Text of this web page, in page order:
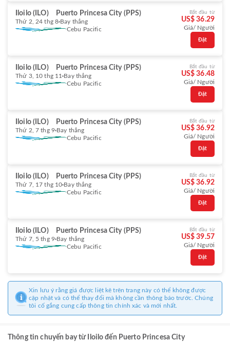
Iloilo (ILO) Puerto Princesa City (PPS)
Thứ 2, 24 thg 8 Bay thẳng
Cebu Pacific
Bắt đầu từ
US$ 36.29
Giá/ Người
Đặt
Iloilo (ILO) Puerto Princesa City (PPS)
Thứ 3, 10 thg 11 Bay thẳng
Cebu Pacific
Bắt đầu từ
US$ 36.48
Giá/ Người
Đặt
Iloilo (ILO) Puerto Princesa City (PPS)
Thứ 2, 7 thg 9 Bay thẳng
Cebu Pacific
Bắt đầu từ
US$ 36.92
Giá/ Người
Đặt
Iloilo (ILO) Puerto Princesa City (PPS)
Thứ 7, 17 thg 10 Bay thẳng
Cebu Pacific
Bắt đầu từ
US$ 36.92
Giá/ Người
Đặt
Iloilo (ILO) Puerto Princesa City (PPS)
Thứ 7, 5 thg 9 Bay thẳng
Cebu Pacific
Bắt đầu từ
US$ 39.57
Giá/ Người
Đặt
Xin lưu ý rằng giá được liệt kê trên trang này có thể không được
cập nhật và có thể thay đổi mà không cần thông báo trước. Chúng
tôi cố gắng cung cấp thông tin chính xác và mới nhất.
Thông tin chuyến bay từ Iloilo đến Puerto Princesa City